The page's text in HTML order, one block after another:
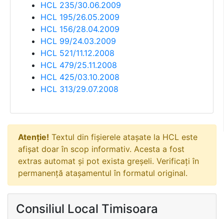
HCL 235/30.06.2009
HCL 195/26.05.2009
HCL 156/28.04.2009
HCL 99/24.03.2009
HCL 521/11.12.2008
HCL 479/25.11.2008
HCL 425/03.10.2008
HCL 313/29.07.2008
Atenție! Textul din fișierele atașate la HCL este
afișat doar în scop informativ. Acesta a fost
extras automat și pot exista greșeli. Verificați în
permanență atașamentul în formatul original.
Consiliul Local Timisoara